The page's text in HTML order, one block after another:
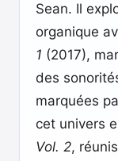
Sean. Il
organique
1 (2017),
des
marquées
cet univers
Vol. 2,